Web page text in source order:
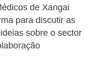
de Xangai
para discutir as
sobre o sector